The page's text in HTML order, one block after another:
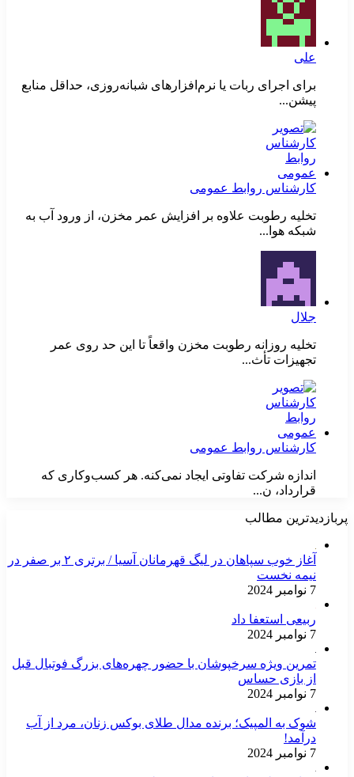
علی
برای اجرای ربات یا نرم‌افزارهای شبانه‌روزی، حداقل منابع
پیشن...
کارشناس روابط عمومی
تخلیه رطوبت علاوه بر افزایش عمر مخزن، از ورود آب به
شبکه هوا...
جلال
تخلیه روزانه رطوبت مخزن واقعاً تا این حد روی عمر
تجهیزات تأث...
کارشناس روابط عمومی
اندازه شرکت تفاوتی ایجاد نمی‌کنه. هر کسب‌وکاری که
قرارداد، ن...
پربازدیدترین مطالب
آغاز خوب سپاهان در لیگ قهرمانان آسیا / برتری ۲ بر صفر در
نیمه نخست
7 نوامبر 2024
ربیعی استعفا داد
7 نوامبر 2024
تمرین ویژه سرخپوشان با حضور چهره‌های بزرگ فوتبال قبل
از بازی حساس
7 نوامبر 2024
شوک به المپیک؛ برنده مدال طلای بوکس زنان، مرد از آب
درآمد!
7 نوامبر 2024